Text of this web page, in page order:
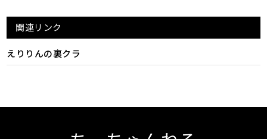
関連リンク
えりりんの裏クラ